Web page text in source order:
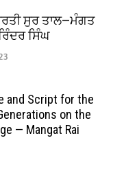
ਸੁਰ ਤਾਲ—ਮੰਗਤ
ਸਿੰਘ
and Script for the
on the
— Mangat Rai